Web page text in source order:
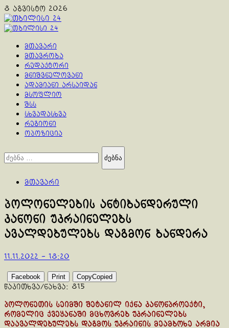
Skip
to
content
8 აგვისტო 2026
Primary
მთავარი
მთავრობა
რედაქტორი
მნიშვნელოვანი
ადამიანი არსაიდან
მსოფლიო
შსს
სხვადასხვა
რეგიონი
ოპოზიცია
ძებნა:
მთავარი
პოლონელების ანტიბანდერული
კანონი უკრაინელებს
ავალდებულებს დაგმონ ბანდერა
11.11.2022 - 18:20
Facebook Print CopyCopied
წაკითხვა/ნახვა: 815
პოლონეთის სეიმში შეტანილ იქნა კანონპროექტი,
რომელიც ქვეყანაში მცხოვრებ უკრაინელებს
დაავალდებულებს დაგმოს უკრაინის მეამბოხე არმია